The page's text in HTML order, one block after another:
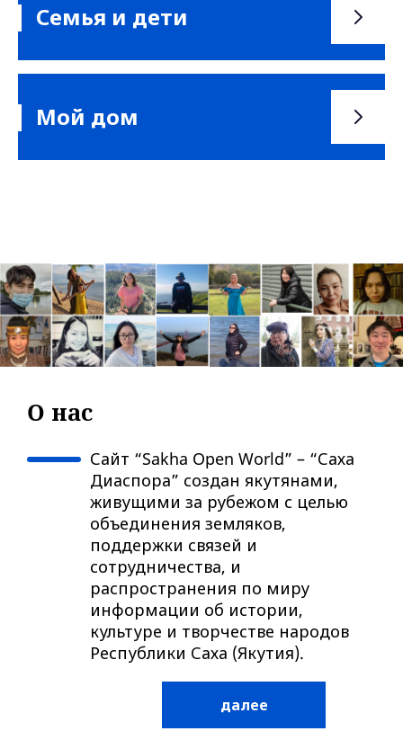
Семья и дети
Мой дом
O нас
Сайт “Sakha Open World” – “Саха
Диаспора” создан якутянами,
живущими за рубежом с целью
объединения земляков,
поддержки связей и
сотрудничества, и
распространения по миру
информации об истории,
культуре и творчестве народов
Республики Саха (Якутия).
далее